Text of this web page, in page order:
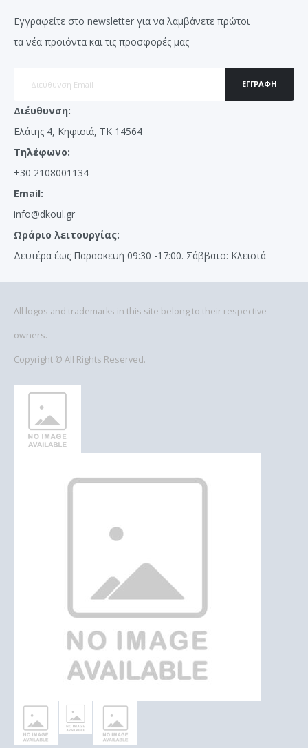
Εγγραφείτε στο newsletter για να λαμβάνετε πρώτοι
τα νέα προιόντα και τις προσφορές μας
ΕΓΓΡΑΦΉ
Διέυθυνση:
Ελάτης 4, Κηφισιά, ΤΚ 14564
Τηλέφωνο:
+30 2108001134
Email:
info@dkoul.gr
Ωράριο λειτουργίας:
Δευτέρα έως Παρασκευή 09:30 -17:00. Σάββατο: Κλειστά
All logos and trademarks in this site belong to their respective
owners.
Copyright © All Rights Reserved.